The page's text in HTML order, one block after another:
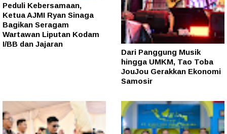
Peduli Kebersamaan,
Ketua AJMI Ryan Sinaga
Bagikan Seragam
Wartawan Liputan Kodam
I/BB dan Jajaran
Dari Panggung Musik
hingga UMKM, Tao Toba
JouJou Gerakkan Ekonomi
Samosir